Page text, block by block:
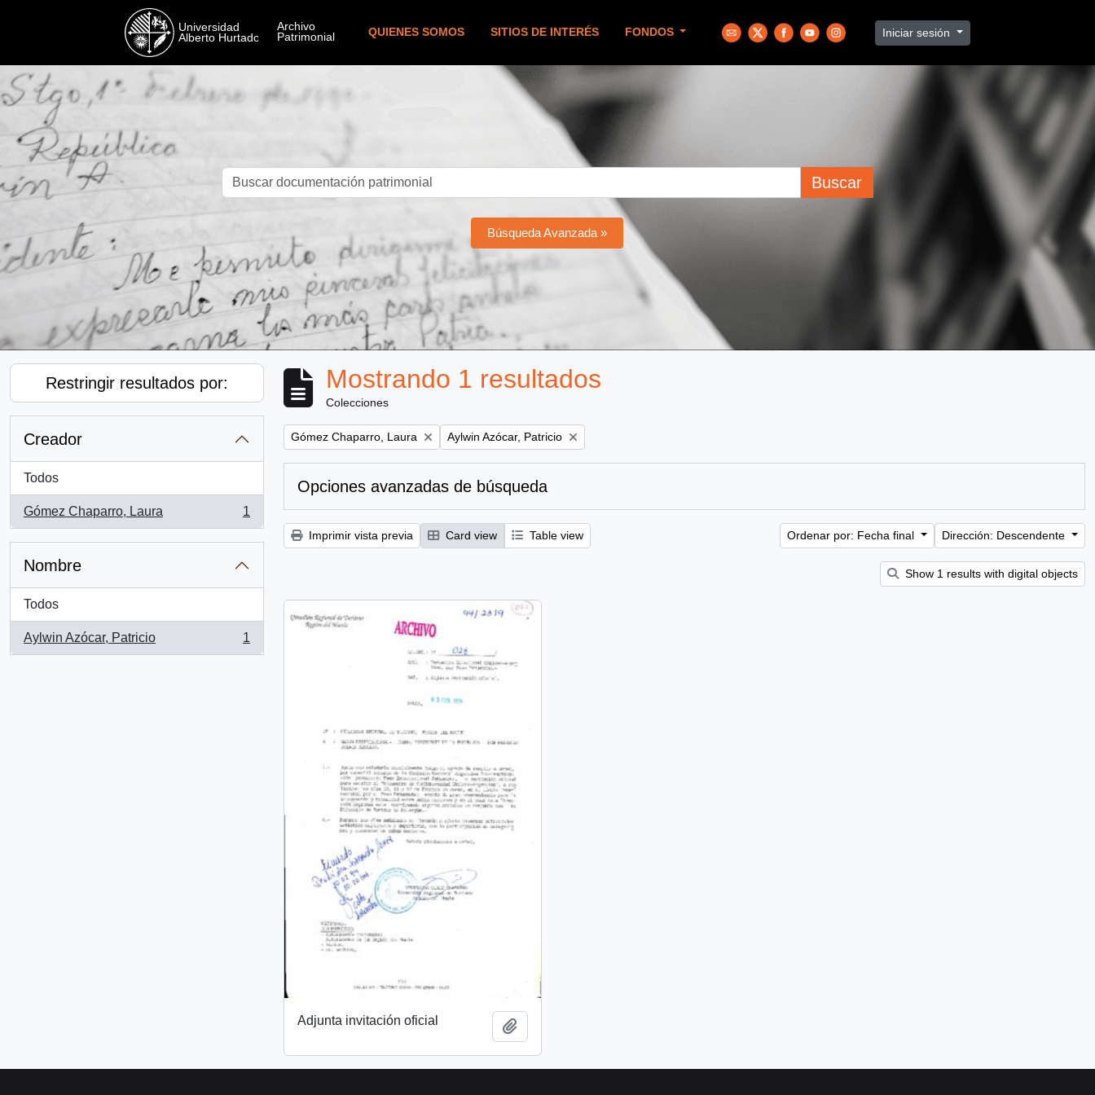
QUIENES SOMOS SITIOS DE INTERÉS FONDOS Iniciar sesión
Buscar
Búsqueda Avanzada »
Restringir resultados por:
Creador
Todos
Gómez Chaparro, Laura
, 1 resultados
1
Nombre
Todos
Aylwin Azócar, Patricio
, 1 resultados
1
Mostrando 1 resultados
Colecciones
Remove filter:
Gómez Chaparro, Laura Remove filter:
Aylwin Azócar, Patricio
Opciones avanzadas de búsqueda
Imprimir vista previa Card view Table view Ordenar por: Fecha final Dirección: Descendente
Show 1 results with digital objects
Adjunta invitación oficial